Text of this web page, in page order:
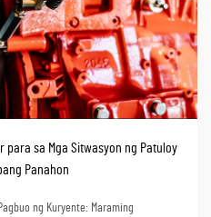
para sa Mga Sitwasyon ng Patuloy
Panahon
ng Kuryente: Maraming